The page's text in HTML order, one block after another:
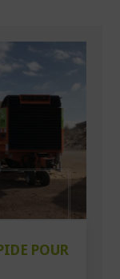
POUR